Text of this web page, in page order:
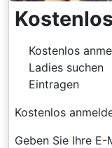
Kostenlos
Ladies suchen
Eintragen
Kostenlos
Geben Sie Ihre